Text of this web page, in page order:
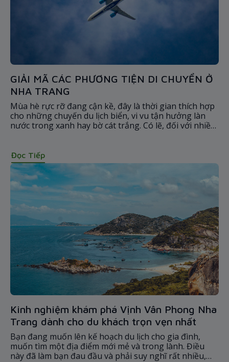
GIẢI MÃ CÁC PHƯƠNG TIỆN DI CHUYỂN Ở
NHA TRANG
Mùa hè rực rỡ đang cận kề, đây là thời gian thích hợp
cho những chuyến du lịch biển, vi vu tận hưởng làn
nước trong xanh hay bờ cát trắng. Có lẽ, đối với nhiều
Đọc Tiếp
Kinh nghiệm khám phá Vịnh Vân Phong Nha
Trang dành cho du khách trọn vẹn nhất
Bạn đang muốn lên kế hoạch du lịch cho gia đình,
muốn tìm một địa điểm mới mẻ và trong lành. Điều
này đã làm bạn đau đầu và phải suy nghĩ rất nhiều,